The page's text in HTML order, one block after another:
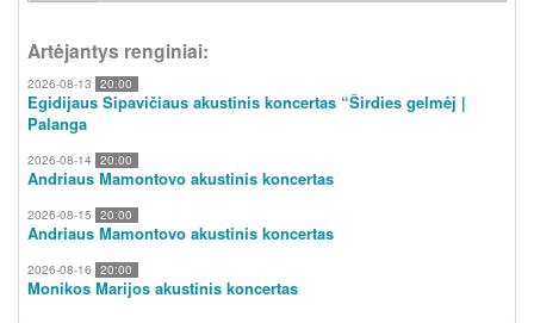
Artėjantys renginiai:
2026-08-13 20:00
Egidijaus Sipavičiaus akustinis koncertas “Širdies gelmėj |
Palanga
2026-08-14 20:00
Andriaus Mamontovo akustinis koncertas
2026-08-15 20:00
Andriaus Mamontovo akustinis koncertas
2026-08-16 20:00
Monikos Marijos akustinis koncertas